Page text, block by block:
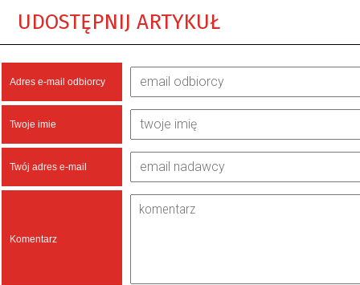
UDOSTĘPNIJ ARTYKUŁ
Adres e-mail odbiorcy
Twoje imie
Twój adres e-mail
Komentarz